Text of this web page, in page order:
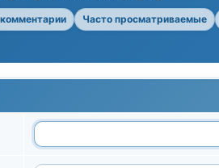
Часто просматриваемые